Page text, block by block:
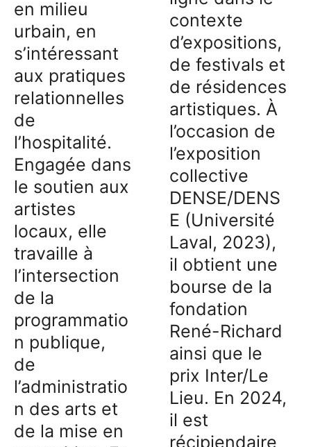
en milieu
urbain, en
s’intéressant
aux pratiques
relationnelles
de
l’hospitalité.
Engagée dans
le soutien aux
artistes
locaux, elle
travaille à
l’intersection
de la
programmatio
n publique,
de
l’administratio
n des arts et
de la mise en
contexte
d’expositions,
de festivals et
de résidences
artistiques. À
l’occasion de
l’exposition
collective
DENSE/DENS
E (Université
Laval, 2023),
il obtient une
bourse de la
fondation
René-Richard
ainsi que le
prix Inter/Le
Lieu. En 2024,
il est
récipiendaire